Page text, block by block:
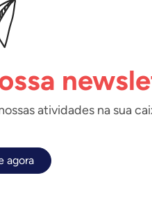
atividades na sua
agora